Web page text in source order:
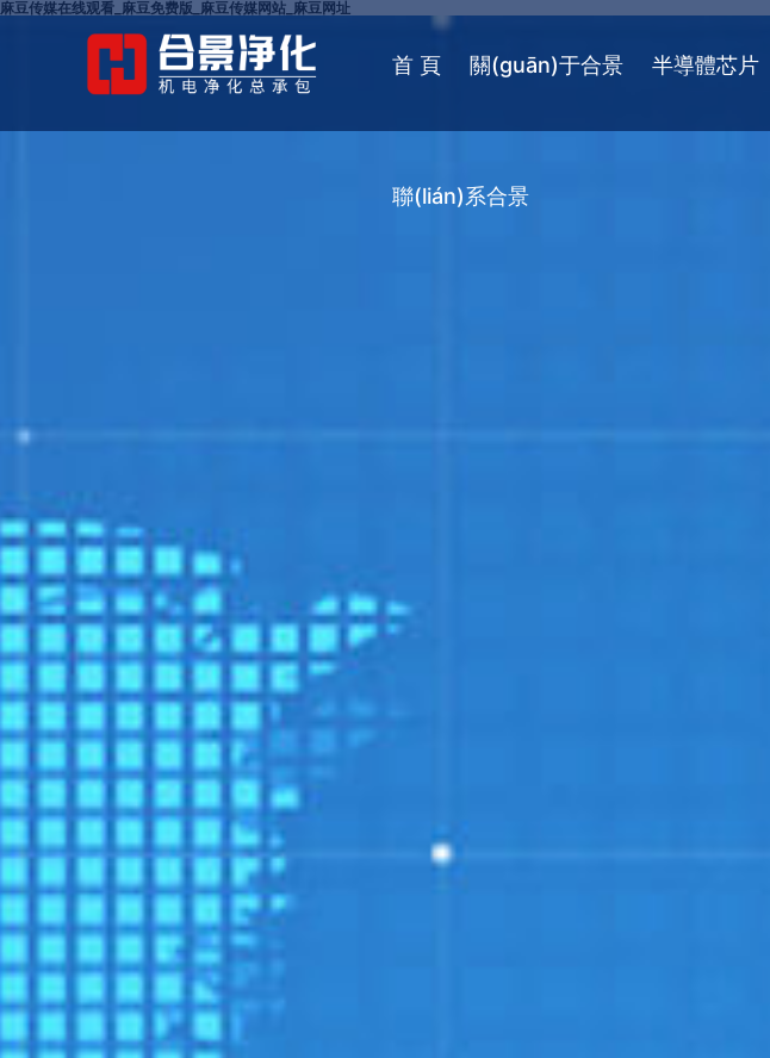
麻豆传媒在线观看_麻豆免费版_麻豆传媒网站_麻豆网址
首 頁 關(guān)于合景 半導體芯片
聯(lián)系合景